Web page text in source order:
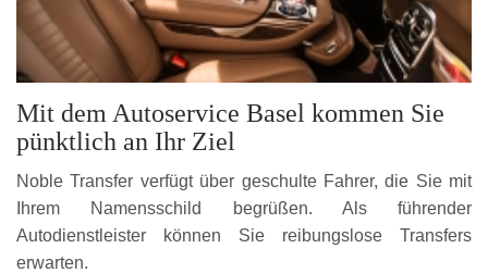
Mit dem Autoservice Basel kommen Sie
pünktlich an Ihr Ziel
Noble Transfer verfügt über geschulte Fahrer, die Sie mit
Ihrem Namensschild begrüßen. Als führender
Autodienstleister können Sie reibungslose Transfers
erwarten.